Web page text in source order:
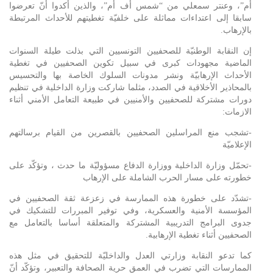
أم”، وعنتر سمعلي من “شمس أف أم”، والذين أكدوا أنّ تعرضوا
سابقا إلى اعتداءات مماثلة على خلفيّة تغطيتهم للأحداث المرتبطة
بالإرهاب.
إن النقابة الوطنيّة للصحفيين التونسيين التي بذلت طيلة السنوات
الماضية مجهودات كبرى في سبيل تكوين الصحفيين في تغطية
الأحداث الإرهابيّة ونشر مدونات السلوك الخاصة بها والتحسيس
بالمحاذير الأخلاقية في الصدد، مثلما شاركت وزارة الداخلية في تنظيم
دورات مشتركة للصحفيين والأمنيين في طبيعة التعامل الأمني أثناء
الازمات:
-تشجب منع المراسلين الصحفيين بالقصرين من القيام برسالتهم
الإعلاميّة
-تحمّل وزارة الداخلية ووزارة الدفاع مسؤوليّة ما حدث ، وتؤكّد على
خطورته على مسار الحرب الشاملة على الإرهاب
-تشدّد على خطورة هذه الممارسة في زعزعة ثقة الصحفيين في
المؤسسة الأمنية والعسكرية، وفي توفير المبررات للتشكيك في
جدوى البرامج التدريبية المشتركة والمتعلقة أساسا بالتعامل مع
الصحفيين أثناء تغطية الإرهابية.
كما تدعو النقابة وزارتي العدل والداخليّة للتحقيق في مثل هذه
الممارسات التي تضرب في العمق حرية الصحافة والتعبير، وتؤكّد أنّ